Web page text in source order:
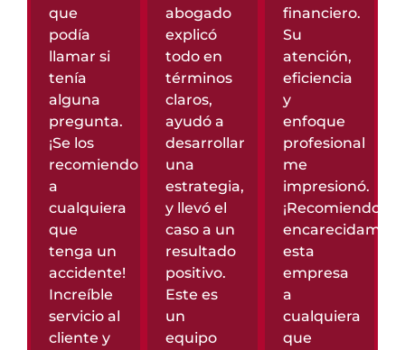
que
podía
llamar si
tenía
alguna
pregunta.
¡Se los
recomiendo
a
cualquiera
que
tenga un
accidente!
Increíble
servicio al
cliente y
abogado
explicó
todo en
términos
claros,
ayudó a
desarrollar
una
estrategia,
y llevó el
caso a un
resultado
positivo.
Este es
un
equipo
financiero.
Su
atención,
eficiencia
y
enfoque
profesional
me
impresionó.
¡Recomiendo
esta
empresa
a
cualquiera
que